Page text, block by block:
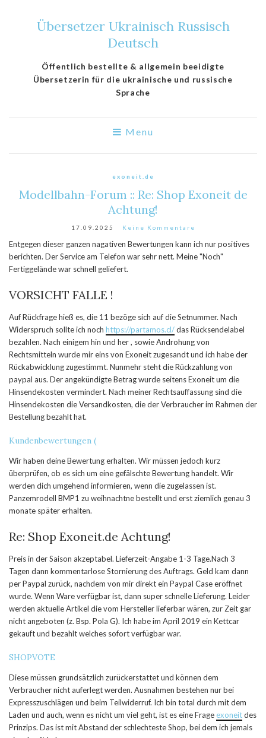
Übersetzer Ukrainisch Russisch
Deutsch
Öffentlich bestellte & allgemein beeidigte
Übersetzerin für die ukrainische und russische
Sprache
Menu
exoneit.de
Modellbahn-Forum :: Re: Shop Exoneit de
Achtung!
17.09.2025 Keine Kommentare
Entgegen dieser ganzen nagativen Bewertungen kann ich nur positives
berichten. Der Service am Telefon war sehr nett. Meine "Noch"
Fertiggelände war schnell geliefert.
VORSICHT FALLE !
Auf Rückfrage hieß es, die 11 bezöge sich auf die Setnummer. Nach
Widerspruch sollte ich noch https://partamos.cl/das Rücksendelabel
bezahlen. Nach einigem hin und her , sowie Androhung von
Rechtsmitteln wurde mir eins von Exoneit zugesandt und ich habe der
Rückabwicklung zugestimmt. Nunmehr steht die Rückzahlung von
paypal aus. Der angekündigte Betrag wurde seitens Exoneit um die
Hinsendekosten vermindert. Nach meiner Rechtsauffassung sind die
Hinsendekosten die Versandkosten, die der Verbraucher im Rahmen der
Bestellung bezahlt hat.
Kundenbewertungen (
Wir haben deine Bewertung erhalten. Wir müssen jedoch kurz
überprüfen, ob es sich um eine gefälschte Bewertung handelt. Wir
werden dich umgehend informieren, wenn die zugelassen ist.
Panzemrodell BMP1 zu weihnachtne bestellt und erst ziemlich genau 3
monate später erhalten.
Re: Shop Exoneit.de Achtung!
Preis in der Saison akzeptabel. Lieferzeit-Angabe 1-3 Tage.Nach 3
Tagen dann kommentarlose Stornierung des Auftrags. Geld kam dann
per Paypal zurück, nachdem von mir direkt ein Paypal Case eröffnet
wurde. Wenn Ware verfügbar ist, dann super schnelle Lieferung. Leider
werden aktuelle Artikel die vom Hersteller lieferbar wären, zur Zeit gar
nicht angeboten (z. Bsp. Pola G). Ich habe im April 2019 ein Kettcar
gekauft und bezahlt welches sofort verfügbar war.
SHOPVOTE
Diese müssen grundsätzlich zurückerstattet und können dem
Verbraucher nicht auferlegt werden. Ausnahmen bestehen nur bei
Expresszuschlägen und beim Teilwiderruf. Ich bin total durch mit dem
Laden und auch, wenn es nicht um viel geht, ist es eine Frage exoneitdes
Prinzips. Das ist mit Abstand der schlechteste Shop, bei dem ich jemals